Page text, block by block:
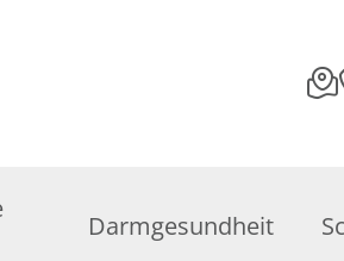
Darmgesundheit